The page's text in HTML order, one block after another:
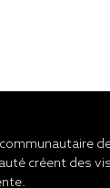
créent des